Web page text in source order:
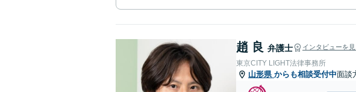
趙 良 弁護士 インタビューを見
東京CITY LIGHT法律事務所
山形県 からも相談受付中面談